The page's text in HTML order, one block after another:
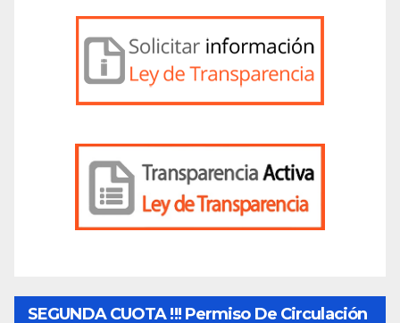
SEGUNDA CUOTA !!! Permiso De Circulación